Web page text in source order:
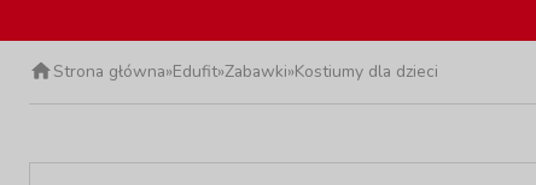
Strona główna»Edufit»Zabawki»Kostiumy dla dzieci